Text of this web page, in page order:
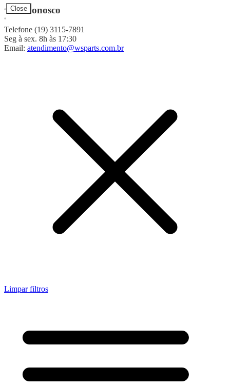
Close
Fale Conosco
Telefone (19) 3115-7891
Seg à sex. 8h às 17:30
Email: atendimento@wsparts.com.br
Limpar filtros